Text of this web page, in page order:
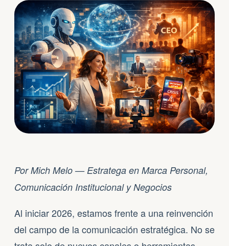
Por Mich Melo — Estratega en Marca Personal,
Comunicación Institucional y Negocios
Al iniciar 2026, estamos frente a una reinvención
del campo de la comunicación estratégica. No se